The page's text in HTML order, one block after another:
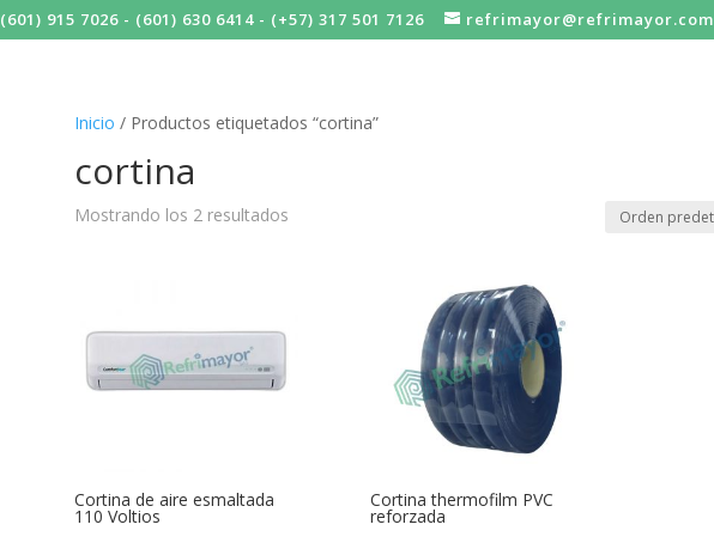
(601) 915 7026 - (601) 630 6414 - (+57) 317 501 7126 refrimayor@refrimayor.com
Inicio / Productos etiquetados “cortina”
cortina
Mostrando los 2 resultados
Cortina de aire esmaltada
110 Voltios
Cortina thermofilm PVC
reforzada